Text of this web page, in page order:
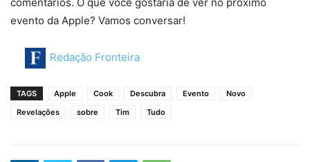
evento da Apple? Vamos conversar!
Redação Fronteira
TAGS Apple Cook Descubra Evento
Novo
Revelações
sobre Tim Tudo